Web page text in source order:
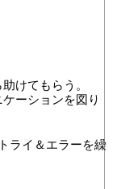
けてもらう。
ーションを図り
ライ＆エラーを繰